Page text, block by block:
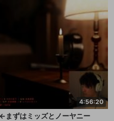
4:56:20
ずはミッズとノーヤニー